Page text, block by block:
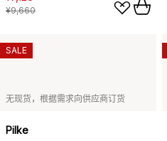
¥9,660
无现货，根据需求向供应商订货
Pilke
SALE